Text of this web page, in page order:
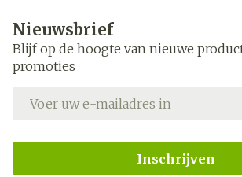
Nieuwsbrief
Blijf op de hoogte van nieuwe
promoties
Inschrijven